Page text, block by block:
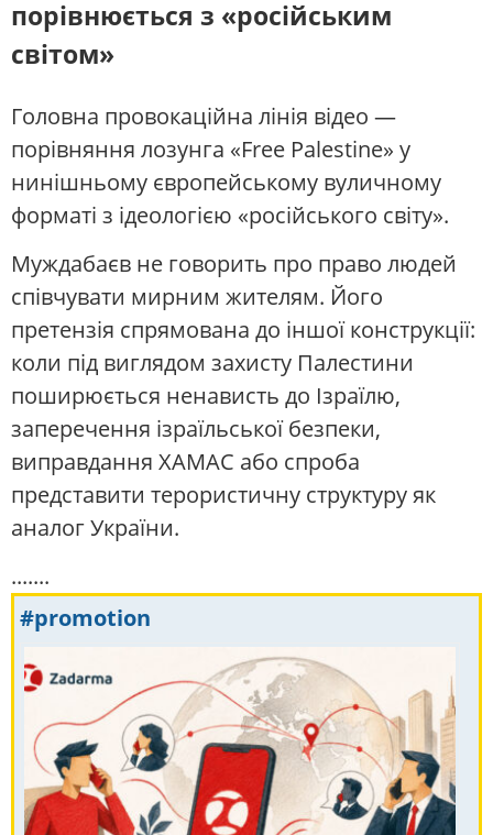
порівнюється з «російським
світом»
Головна провокаційна лінія відео —
порівняння лозунга «Free Palestine» у
нинішньому європейському вуличному
форматі з ідеологією «російського світу».
Муждабаєв не говорить про право людей
співчувати мирним жителям. Його
претензія спрямована до іншої конструкції:
коли під виглядом захисту Палестини
поширюється ненависть до Ізраїлю,
заперечення ізраїльської безпеки,
виправдання ХАМАС або спроба
представити терористичну структуру як
аналог України.
.......
#promotion